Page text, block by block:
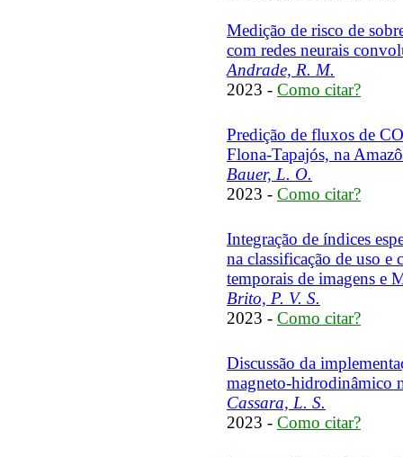
Medição de risco de
com redes neurais
Andrade, R. M.
2023 - Como citar?
Predição de fluxos de
Flona-Tapajós, na
Bauer, L. O.
2023 - Como citar?
Integração de índices
na classificação de uso e
temporais de imagens e
Brito, P. V. S.
2023 - Como citar?
Discussão da
magneto-hidrodinâmico
Cassara, L. S.
2023 - Como citar?